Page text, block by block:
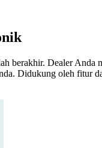
berakhir. Dealer
Didukung oleh fitur